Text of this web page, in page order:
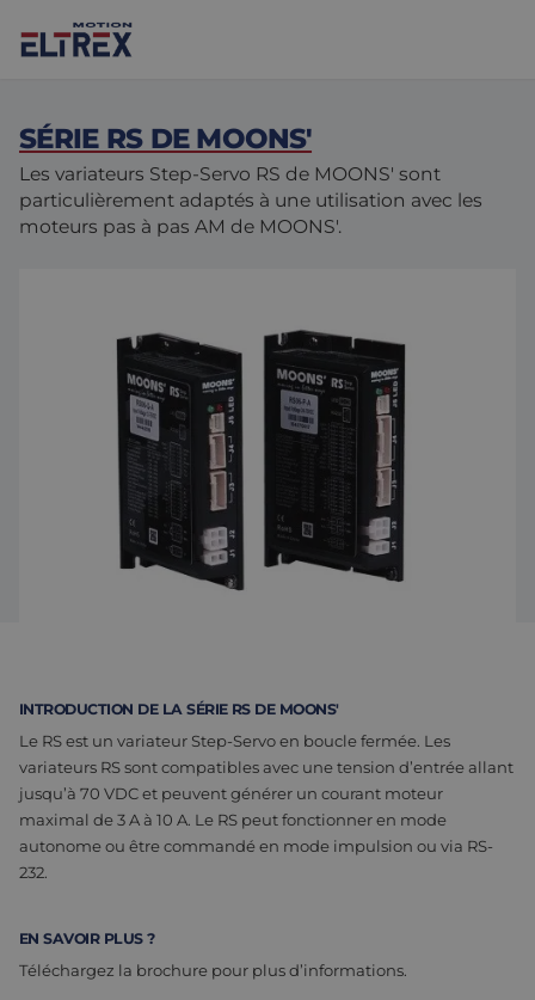
Entraînements et contrôleurs
Mécanique
Solutions de contrôle de mouvement
Conception et prototypage
Assemblage et personnalisation
Agroalimentaire
Intralogistique
Sciences de la vie
Environnements difficiles
Fabrication
Projects
Marques
Actualités
Nous Contacter
SÉRIE RS DE MOONS'
Les variateurs Step-Servo RS de MOONS' sont
particulièrement adaptés à une utilisation avec les
moteurs pas à pas AM de MOONS'.
INTRODUCTION DE LA SÉRIE RS DE MOONS'
Le RS est un variateur Step-Servo en boucle fermée. Les
variateurs RS sont compatibles avec une tension d’entrée allant
jusqu’à 70 VDC et peuvent générer un courant moteur
maximal de 3 A à 10 A. Le RS peut fonctionner en mode
autonome ou être commandé en mode impulsion ou via RS-
232.
EN SAVOIR PLUS ?
Téléchargez la brochure pour plus d’informations.